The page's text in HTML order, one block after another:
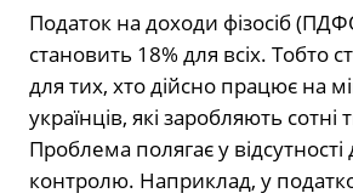
Податок на доходи фізосіб
становить 18% для всіх. Тобто
для тих, хто дійсно працює на
українців, які заробляють сотні
Проблема полягає у відсутності
контролю. Наприклад, у